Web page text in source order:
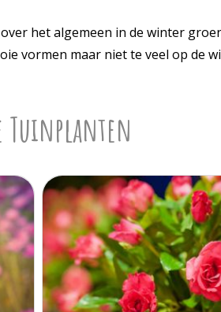
het algemeen in de winter
vormen maar niet te veel op de
Tuinplanten